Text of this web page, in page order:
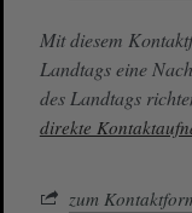
Mit diesem
Landtags eine
des Landtags
direkte
zum